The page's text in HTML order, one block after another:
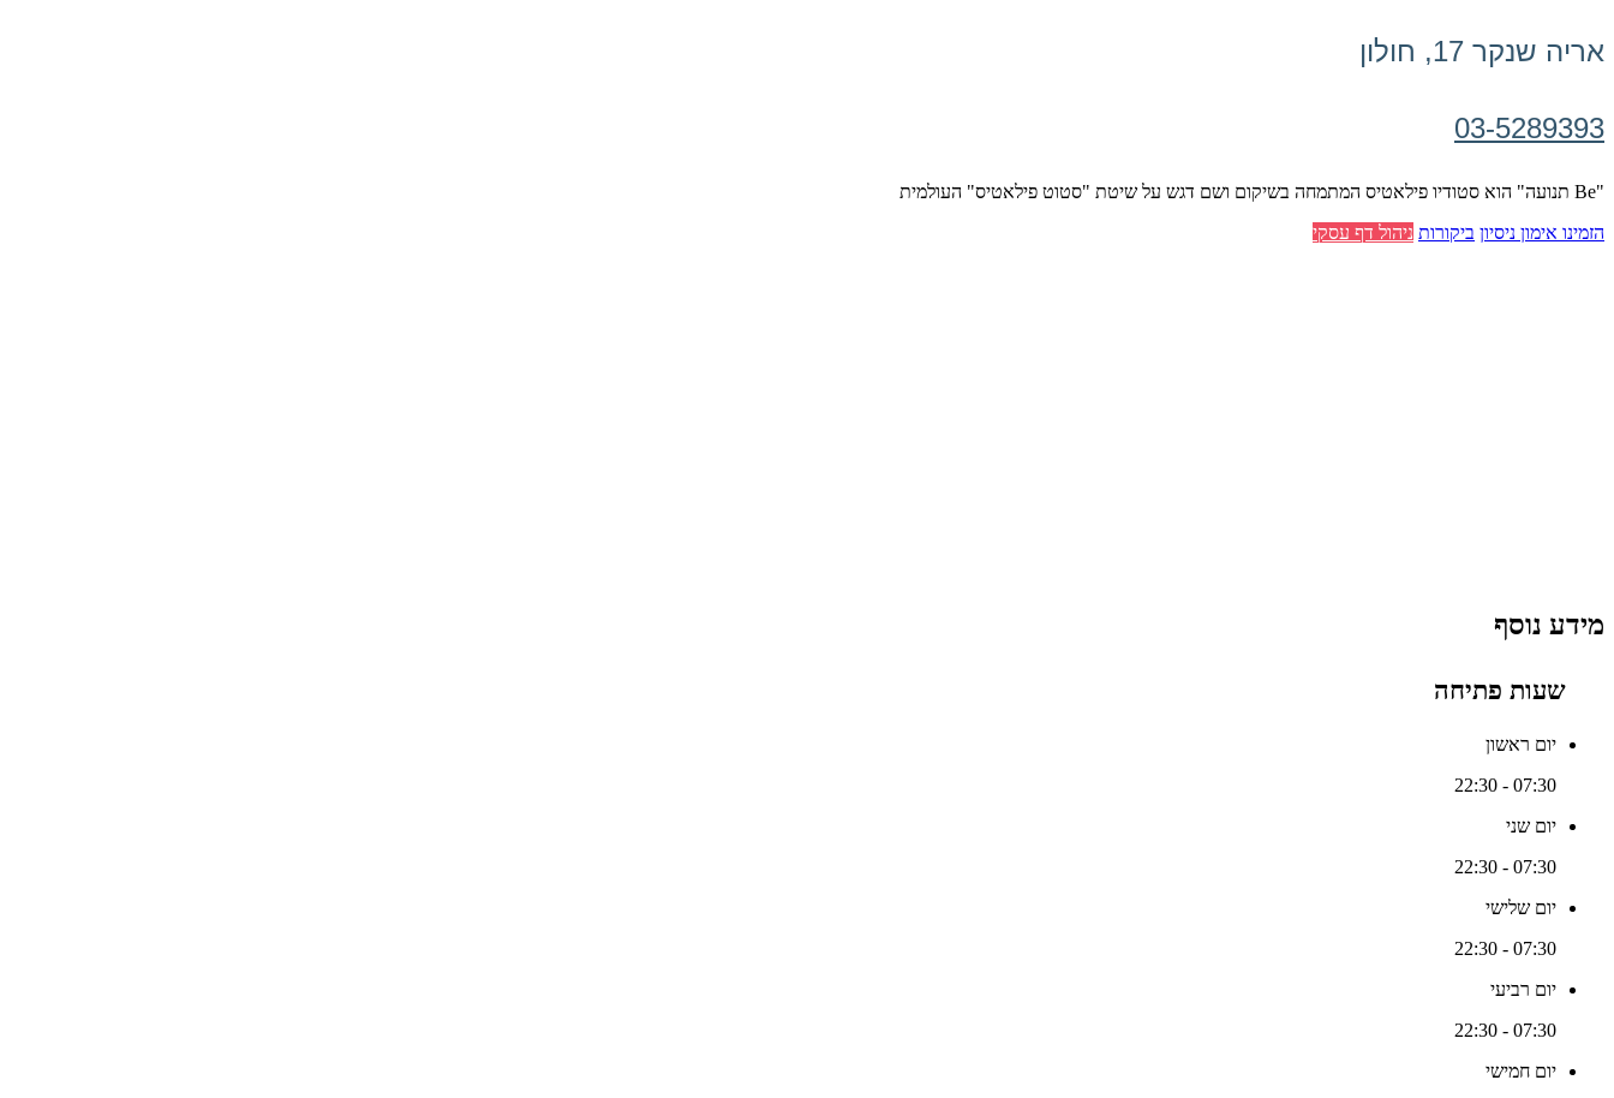
אריה שנקר 17, חולון
03-5289393
"Be תנועה" הוא סטודיו פילאטיס המתמחה בשיקום ושם דגש על שיטת "סטוט פילאטיס" העולמית
הזמינו אימון ניסיון ביקורות ניהול דף עסקי
מידע נוסף
שעות פתיחה
יום ראשון
07:30 - 22:30
יום שני
07:30 - 22:30
יום שלישי
07:30 - 22:30
יום רביעי
07:30 - 22:30
יום חמישי